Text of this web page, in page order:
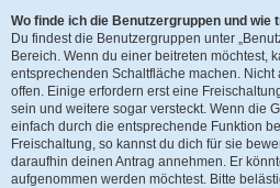
Wo finde ich die Benutzergruppen und wie
Du findest die Benutzergruppen unter
Bereich. Wenn du einer beitreten möchtest,
entsprechenden Schaltfläche machen.
offen. Einige erfordern erst eine
sein und weitere sogar versteckt. Wenn die
einfach durch die entsprechende Funktion
Freischaltung, so kannst du dich für sie
daraufhin deinen Antrag annehmen. Er
aufgenommen werden möchtest. Bitte